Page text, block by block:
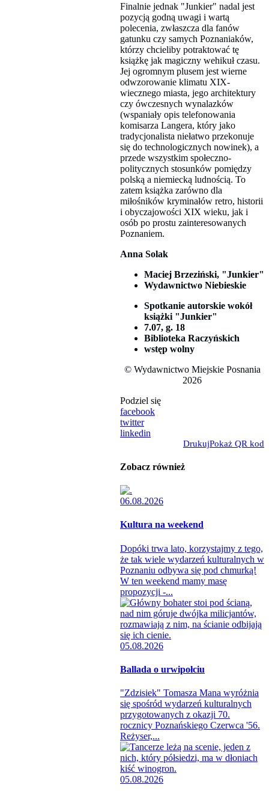
Finalnie jednak "Junkier" nadal jest
pozycją godną uwagi i wartą
polecenia, zwłaszcza dla fanów
gatunku czy samych Poznaniaków,
którzy chcieliby potraktować tę
książkę jak magiczny wehikuł czasu.
Jej ogromnym plusem jest wierne
odwzorowanie klimatu XIX-
wiecznego miasta, jego architektury
czy ówczesnych wynalazków
(wspaniały opis telefonowania
komisarza Langera, który jako
tradycjonalista niełatwo przekonuje
się do technologicznych nowinek), a
przede wszystkim społeczno-
politycznych stosunków pomiędzy
polską a niemiecką ludnością. To
zatem książka zarówno dla
miłośników kryminałów retro, historii
i obyczajowości XIX wieku, jak i
osób po prostu zainteresowanych
Poznaniem.
Anna Solak
Maciej Brzeziński, "Junkier"
Wydawnictwo Niebieskie
Spotkanie autorskie wokół
książki "Junkier"
7.07, g. 18
Biblioteka Raczyńskich
wstęp wolny
© Wydawnictwo Miejskie Posnania
2026
Podziel się
facebook
twitter
linkedin
DrukujPokaż QR kod
Zobacz również
06.08.2026
Kultura na weekend
Dopóki trwa lato, korzystajmy z tego,
że tak wiele wydarzeń kulturalnych w
Poznaniu odbywa się pod chmurką!
W ten weekend mamy masę
propozycji -...
05.08.2026
Ballada o urwipołciu
"Zdzisiek" Tomasza Mana wyróżnia
się spośród wydarzeń kulturalnych
przygotowanych z okazji 70.
rocznicy Poznańskiego Czerwca '56.
Reżyser,...
05.08.2026